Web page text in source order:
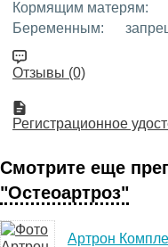
Кормящим матерям:
Беременным:
Отзывы (0)
Регистрационное
Смотрите еще
"Остеоартроз"
Артрон